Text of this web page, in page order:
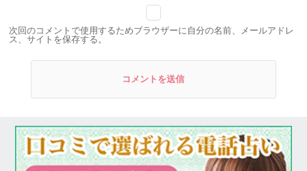
次回のコメントで使用するためブラウザーに自分の名前、メールアドレ
ス、サイトを保存する。